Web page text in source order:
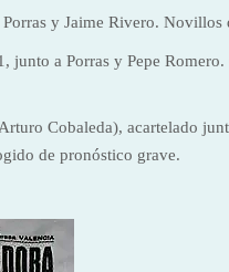
y Jaime Rivero. Novillos
junto a Porras y Pepe Romero.
Cobaleda), acartelado
de pronóstico grave.